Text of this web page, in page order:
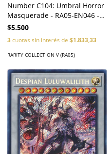
Number C104: Umbral Horror
Masquerade - RA05-EN046 -
Super Rare
$5.500
3cuotas sin interés de $1.833,33
RARITY COLLECTION V (RA05)